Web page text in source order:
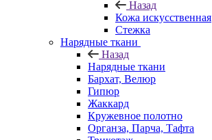
Назад
Кожа искусственная
Стежка
Нарядные ткани
Назад
Нарядные ткани
Бархат, Велюр
Гипюр
Жаккард
Кружевное полотно
Органза, Парча, Тафта